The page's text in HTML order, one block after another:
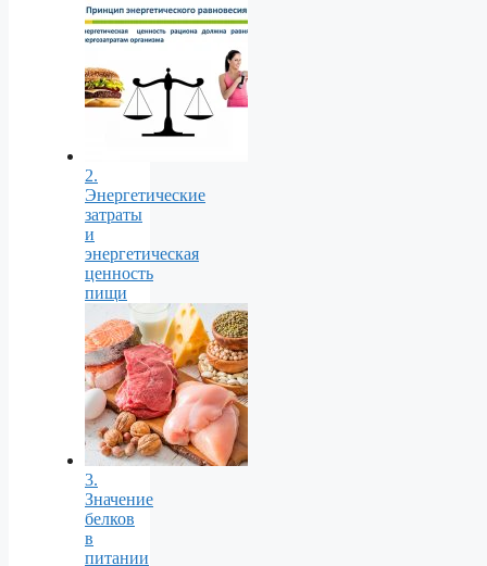
2.
Энергетические
затраты
и
энергетическая
ценность
пищи
3.
Значение
белков
в
питании